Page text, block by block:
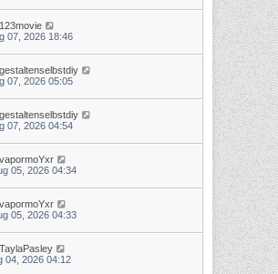
123movie
07, 2026 18:46
gestaltenselbstdiy
07, 2026 05:05
gestaltenselbstdiy
07, 2026 04:54
vapormoYxr
05, 2026 04:34
vapormoYxr
05, 2026 04:33
TaylaPasley
04, 2026 04:12